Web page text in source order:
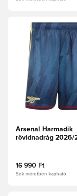
Megnyit egy
Arsenal Harmadik
rövidnadrág 2026/
16 990 Ft
Sok méretben kapható